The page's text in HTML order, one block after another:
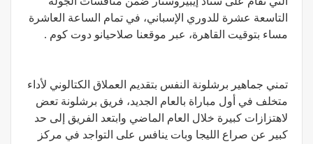
التاسعة عشرة للدوري الإسباني، في تمام الساعة العاشرة
مساء بتوقيت القاهرة، عبر موقعنا صلاحيانو دوت كوم .
تمني جماهير برشلونة النفس بتقديم العملاق الكتالوني لأداء
متخلف في أول مباراة بالعام الجديد، فريق برشلونة تعض
لاهتزازات كبيرة خلال العام الماضي وابتعد الفريق إلى حد
كبير عن صراع الليجا وبات ينافس على التواجد في مركز